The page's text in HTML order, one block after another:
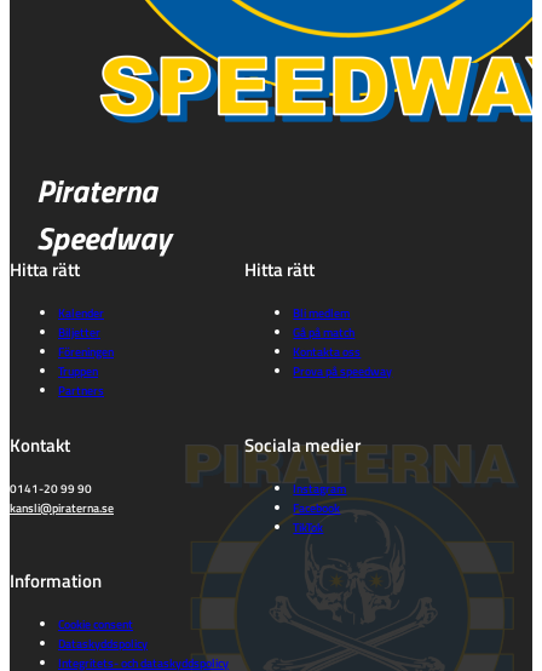
Piraterna
Speedway
Hitta rätt
Kalender
Biljetter
Föreningen
Truppen
Partners
Hitta rätt
Bli medlem
Gå på match
Kontakta oss
Prova på speedway
Kontakt
0141-20 99 90
kansli@piraterna.se
Sociala medier
Instagram
Facebook
TikTok
Information
Cookie consent
Dataskyddspolicy
Integritets- och dataskyddspolicy